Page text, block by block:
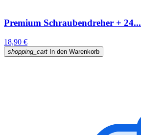
Premium Schraubendreher + 24...
18,90 €
shopping_cart In den Warenkorb